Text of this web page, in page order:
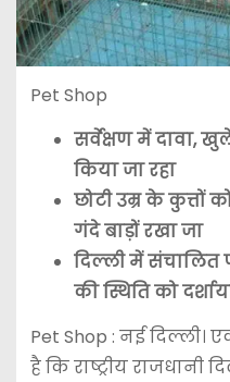
Pet Shop
सर्वेक्षण में दावा,
किया जा रहा
छोटी उम्र के कुत्तों
गंदे बाड़ों रखा जा
दिल्ली में संचालित
की स्थिति को
Pet Shop : नई दिल्ली।
है कि राष्ट्रीय राजधानी